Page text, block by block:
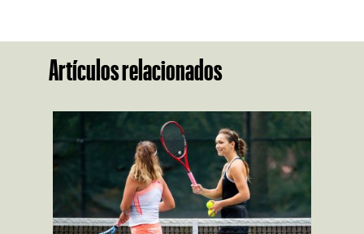
Artículos relacionados